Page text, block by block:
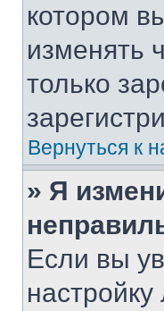
котором
изменять
только
Вернуться к
» Я
Если вы